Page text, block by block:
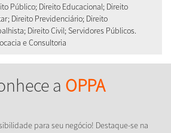
Público; Direito Educacional; Direito
Direito Previdenciário; Direito
Direito Civil; Servidores Públicos.
e Consultoria
a OPPA
para seu negócio! Destaque-se na